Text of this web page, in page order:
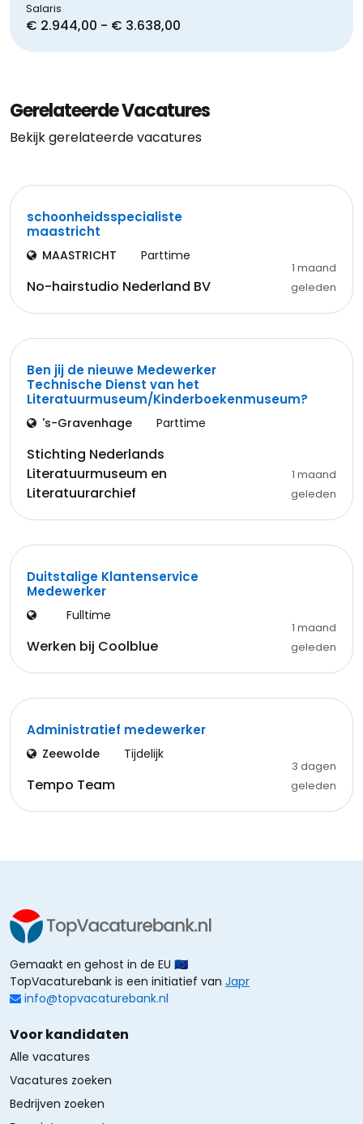
Salaris
€ 2.944,00 - € 3.638,00
Gerelateerde Vacatures
Bekijk gerelateerde vacatures
schoonheidsspecialiste
maastricht
MAASTRICHT Parttime
No-hairstudio Nederland BV
1 maand
geleden
Ben jij de nieuwe Medewerker
Technische Dienst van het
Literatuurmuseum/Kinderboekenmuseum?
's-Gravenhage Parttime
Stichting Nederlands
Literatuurmuseum en
Literatuurarchief
1 maand
geleden
Duitstalige Klantenservice
Medewerker
Fulltime
Werken bij Coolblue
1 maand
geleden
Administratief medewerker
Zeewolde Tijdelijk
Tempo Team
3 dagen
geleden
Gemaakt en gehost in de EU 🇪🇺
TopVacaturebank is een initiatief van Japr
info@topvacaturebank.nl
Voor kandidaten
Alle vacatures
Vacatures zoeken
Bedrijven zoeken